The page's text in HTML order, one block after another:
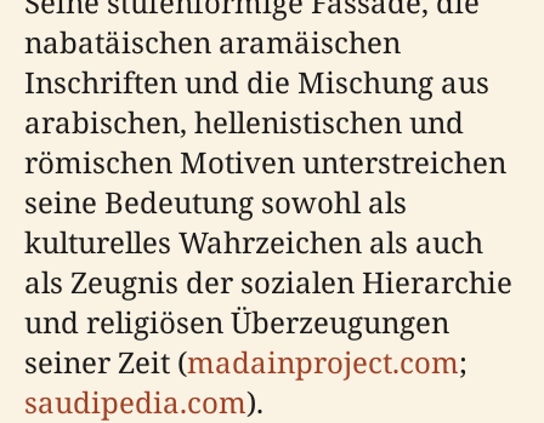
nabatäischen aramäischen
Inschriften und die Mischung aus
arabischen, hellenistischen und
römischen Motiven unterstreichen
seine Bedeutung sowohl als
kulturelles Wahrzeichen als auch
als Zeugnis der sozialen Hierarchie
und religiösen Überzeugungen
seiner Zeit (madainproject.com;
saudipedia.com).